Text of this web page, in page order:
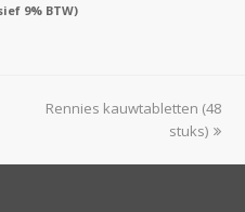
9% BTW)
next
Rennies kauwtabletten (48
stuks)